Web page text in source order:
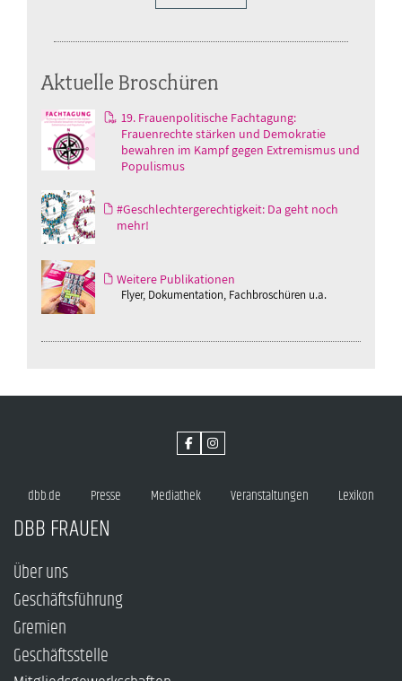
Aktuelle Broschüren
19. Frauenpolitische Fachtagung:
Frauenrechte stärken und Demokratie
bewahren im Kampf gegen Extremismus und
Populismus
#Geschlechtergerechtigkeit: Da geht noch
mehr!
Weitere Publikationen
Flyer, Dokumentation, Fachbroschüren u.a.
dbb.de Presse Mediathek Veranstaltungen Lexikon
DBB FRAUEN
Über uns
Geschäftsführung
Gremien
Geschäftsstelle